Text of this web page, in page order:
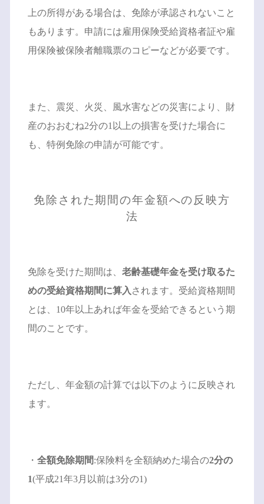
上の所得がある場合は、免除が承認されないこと
もあります。申請には雇用保険受給資格者証や雇
用保険被保険者離職票のコピーなどが必要です。
また、震災、火災、風水害などの災害により、財
産のおおむね2分の1以上の損害を受けた場合に
も、特例免除の申請が可能です。
免除された期間の年金額への反映方
法
免除を受けた期間は、 老齢基礎年金を受け取るた
めの受給資格期間に算入 されます。受給資格期間
とは、10年以上あれば年金を受給できるという期
間のことです。
ただし、年金額の計算では以下のように反映され
ます。
・ 全額免除期間:保険料を全額納めた場合の2分の
1(平成21年3月以前は3分の1)